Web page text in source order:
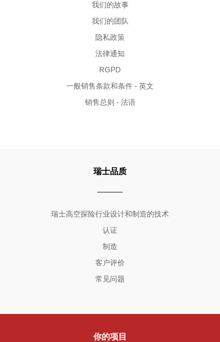
我们的故事
我们的团队
隐私政策
法律通知
RGPD
一般销售条款和条件 - 英文
销售总则 - 法语
瑞士品质
瑞士高空探险行业设计和制造的技术
认证
制造
客户评价
常见问题
你的项目